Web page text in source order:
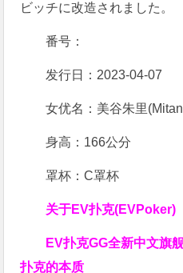
ビッチに改造されました。
番号：
发行日：2023-04-07
女优名：美谷朱里
身高：166公分
罩杯：C罩杯
关于EV扑克(EVPoker)
EV扑克GG全新中文旗
扑克的本质